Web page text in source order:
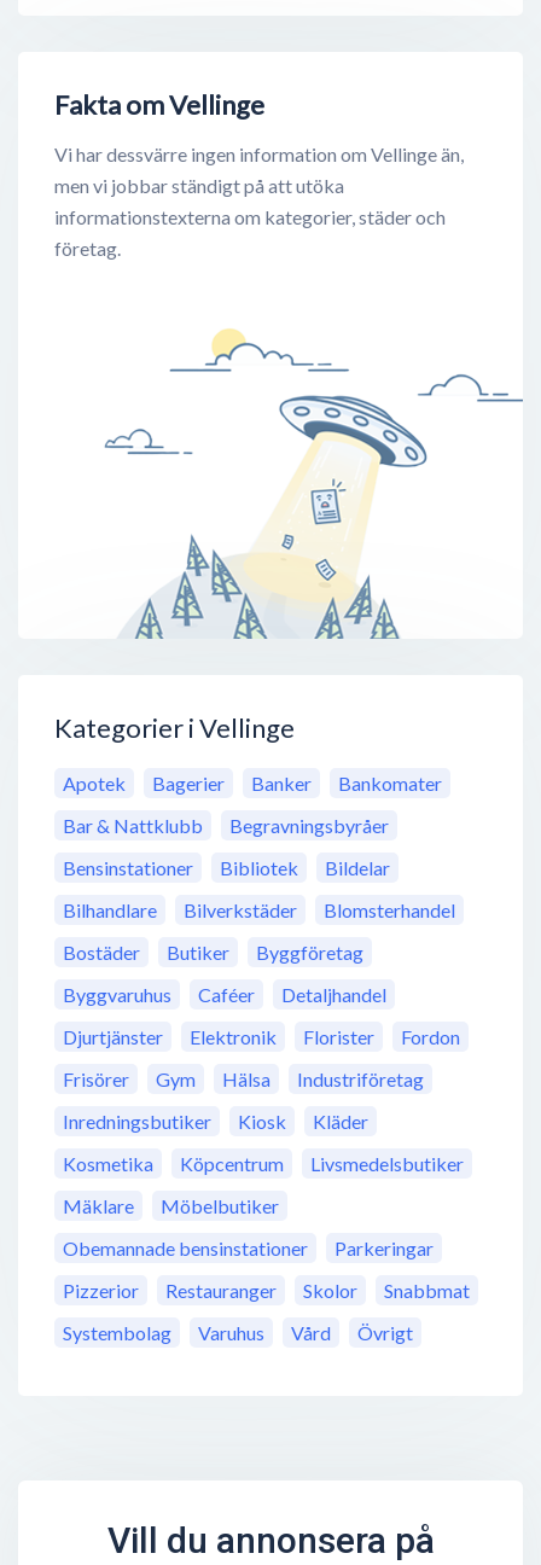
Fakta om Vellinge
Vi har dessvärre ingen information om Vellinge än,
men vi jobbar ständigt på att utöka
informationstexterna om kategorier, städer och
företag.
Kategorier i Vellinge
Apotek Bagerier Banker
Bankomater
Bar & Nattklubb
Begravningsbyråer
Bensinstationer
Bibliotek
Bildelar
Bilhandlare
Bilverkstäder
Blomsterhandel
Bostäder
Butiker
Byggföretag
Byggvaruhus
Caféer
Detaljhandel
Djurtjänster
Elektronik Florister
Fordon
Frisörer
Gym Hälsa
Industriföretag
Inredningsbutiker
Kiosk
Kläder
Kosmetika
Köpcentrum
Livsmedelsbutiker
Mäklare
Möbelbutiker
Obemannade bensinstationer
Parkeringar
Pizzerior
Restauranger Skolor
Snabbmat
Systembolag
Varuhus Vård Övrigt
Vill du annonsera på